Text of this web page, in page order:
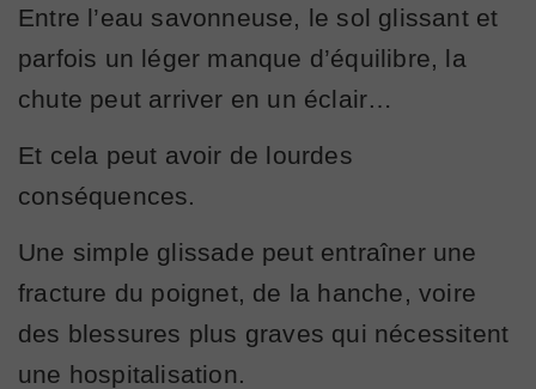
Entre l’eau savonneuse, le sol glissant et
parfois un léger manque d’équilibre, la
chute peut arriver en un éclair…
Et cela peut avoir de lourdes
conséquences.
Une simple glissade peut entraîner une
fracture du poignet, de la hanche, voire
des blessures plus graves qui nécessitent
une hospitalisation.